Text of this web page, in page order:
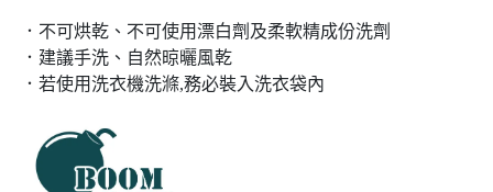
．不可烘乾、不可使用漂白劑及柔軟精成份洗劑
．建議手洗、自然晾曬風乾
．若使用洗衣機洗滌,務必裝入洗衣袋內